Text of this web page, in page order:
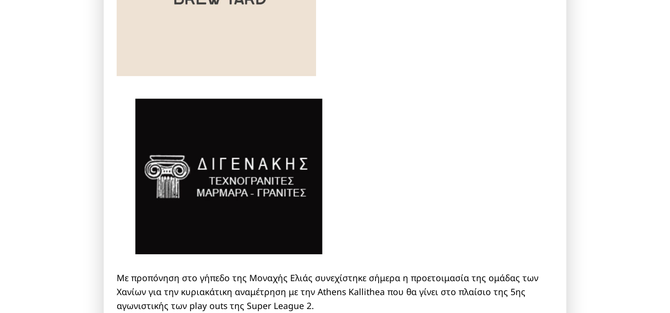
Με προπόνηση στο γήπεδο της Μοναχής Ελιάς συνεχίστηκε σήμερα η προετοιμασία της ομάδας των
Χανίων για την κυριακάτικη αναμέτρηση με την Athens Kallithea που θα γίνει στο πλαίσιο της 5ης
αγωνιστικής των play outs της Super League 2.